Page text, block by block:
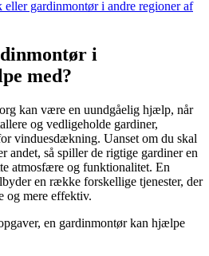
gardinmontør i andre regioner af
i
med?
kan være en uundgåelig hjælp, når
og vedligeholde gardiner,
vinduesdækning. Uanset om du skal
andet, så spiller de rigtige gardiner en
atmosfære og funktionalitet. En
en række forskellige tjenester, der
og mere effektiv.
en gardinmontør kan hjælpe